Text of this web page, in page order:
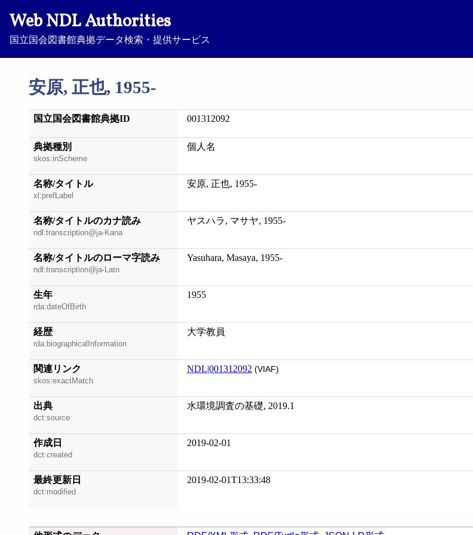
Web NDL Authorities
国立国会図書館典拠データ検索・提供サービス
安原, 正也, 1955-
国立国会図書館典拠ID 001312092
典拠種別
skos:inScheme
個人名
名称/タイトル
xl:prefLabel
安原, 正也, 1955-
名称/タイトルのカナ読み
ndl:transcription@ja-Kana
ヤスハラ, マサヤ, 1955-
名称/タイトルのローマ字読み
ndl:transcription@ja-Latn
Yasuhara, Masaya, 1955-
生年
rda:dateOfBirth
1955
経歴
rda:biographicalInformation
大学教員
関連リンク
skos:exactMatch
NDL|001312092 (VIAF)
出典
dct:source
水環境調査の基礎, 2019.1
作成日
dct:created
2019-02-01
最終更新日
dct:modified
2019-02-01T13:33:48